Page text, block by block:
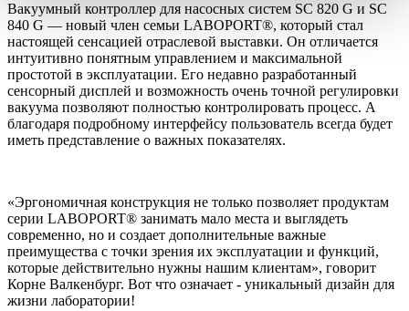
Вакуумный контроллер для насосных систем SC 820 G и SC
840 G — новый член семьи LABOPORT®, который стал
настоящей сенсацией отраслевой выставки. Он отличается
интуитивно понятным управлением и максимальной
простотой в эксплуатации. Его недавно разработанный
сенсорный дисплей и возможность очень точной регулировки
вакуума позволяют полностью контролировать процесс. А
благодаря подробному интерфейсу пользователь всегда будет
иметь представление о важных показателях.
«Эргономичная конструкция не только позволяет продуктам
серии LABOPORT® занимать мало места и выглядеть
современно, но и создает дополнительные важные
преимущества с точки зрения их эксплуатации и функций,
которые действительно нужны нашим клиентам», говорит
Корне Валкенбург. Вот что означает - уникальный дизайн для
жизни лаборатории!